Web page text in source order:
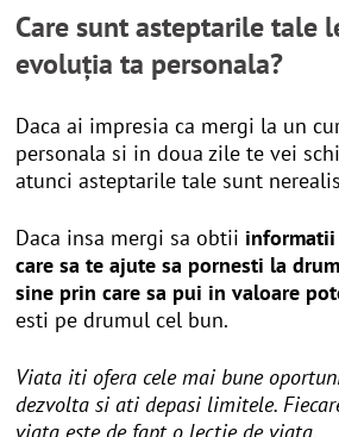
Care sunt asteptarile tale
evoluția ta personala?
Daca ai impresia ca mergi la un
personala si in doua zile te vei
atunci asteptarile tale sunt
Daca insa mergi sa obtii
care sa te ajute sa pornesti la
sine prin care sa pui in valoare
esti pe drumul cel bun.
Viata iti ofera cele mai bune
dezvolta si ati depasi limitele.
viata este de fapt o lectie de viata.